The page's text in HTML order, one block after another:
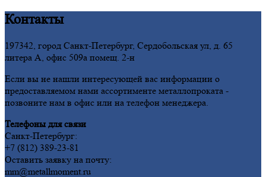
Контакты
197342, город Санкт-Петербург, Сердобольская ул, д. 65
литера А, офис 509а помещ. 2-н
Если вы не нашли интересующей вас информации о
предоставляемом нами ассортименте металлопроката -
позвоните нам в офис или на телефон менеджера.
Телефоны для связи
Санкт-Петербург:
+7 (812) 389-23-81
Оставить заявку на почту:
mm@metallmoment.ru